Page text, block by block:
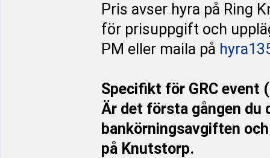
Pris avser hyra på Ring
för prisuppgift och
PM eller maila på
Specifikt för GRC event
Är det första gången du
bankörningsavgiften
på Knutstorp.